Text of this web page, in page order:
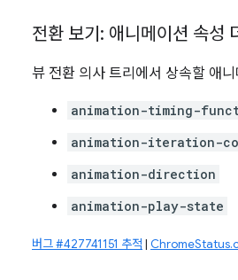
전환 보기: 애니메이션 속성
뷰 전환 의사 트리에서 상속할 애
animation-timing-
animation-iteration-
animation-direction
animation-play-state
버그 #427741151 추적 |